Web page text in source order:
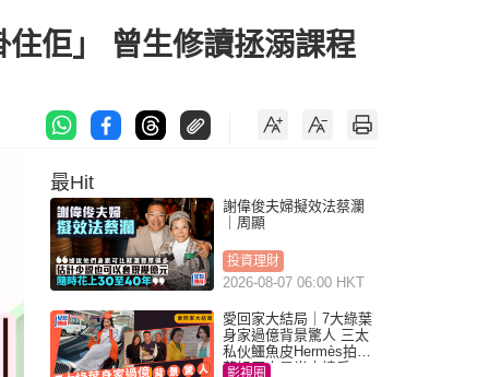
佢」 曾生修讀拯溺課程
最Hit
謝偉俊夫婦擬效法蔡瀾
｜周顯
投資理財
2026-08-07 06:00 HKT
愛回家大結局｜7大綠葉
身家過億背景驚人 三太
私伙鱷魚皮Hermès拍劇
蘇姐原來是半山樓后